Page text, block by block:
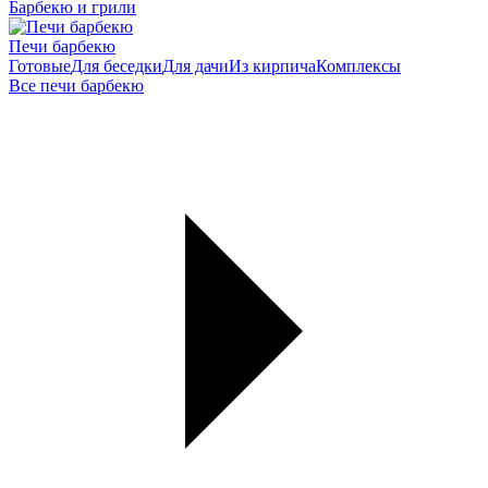
Барбекю и грили
Печи барбекю
ГотовыеДля беседкиДля дачиИз кирпичаКомплексы
Все печи барбекю